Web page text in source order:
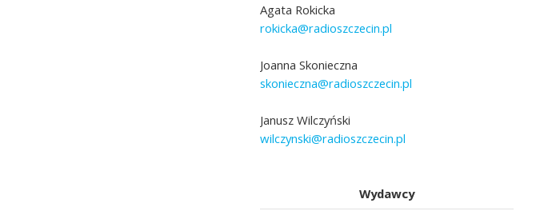
Agata Rokicka
rokicka@radioszczecin.pl
Joanna Skonieczna
skonieczna@radioszczecin.pl
Janusz Wilczyński
wilczynski@radioszczecin.pl
Wydawcy